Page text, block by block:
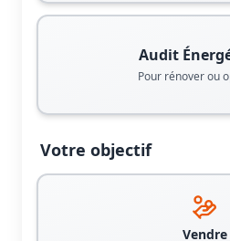
Audit
Pour rénover ou
Votre objectif
Vendre